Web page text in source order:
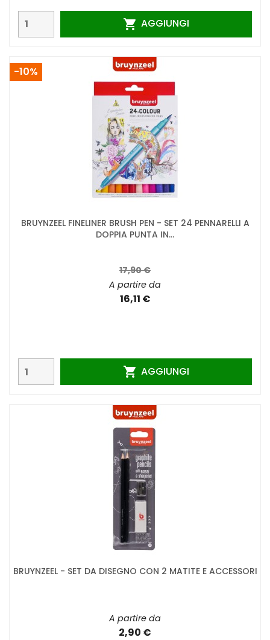
 AGGIUNGI
BRUYNZEEL FINELINER BRUSH PEN - SET 24 PENNARELLI A
DOPPIA PUNTA IN...
17,90 €
A partire da
16,11 €
 AGGIUNGI
-10%
BRUYNZEEL - SET DA DISEGNO CON 2 MATITE E ACCESSORI
A partire da
2,90 €